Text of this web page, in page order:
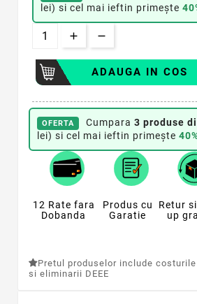
lei) si cel mai ieftin primește
ADAUGA IN COS
OFERTA Cumpara 3 produse
lei) si cel mai ieftin primește
12 Rate fara
Dobanda
Produs cu
Garatie
Retur
up
Pretul produselor include
si eliminarii DEEE